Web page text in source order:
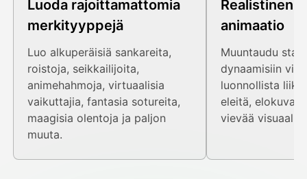
Luoda rajoittamattomia
merkityyppejä
Luo alkuperäisiä sankareita,
roistoja, seikkailijoita,
animehahmoja, virtuaalisia
vaikuttajia, fantasia sotureita,
maagisia olentoja ja paljon
muuta.
Realistinen
animaatio
Muuntaudu
dynaamisiin
luonnollista
eleitä,
vievää